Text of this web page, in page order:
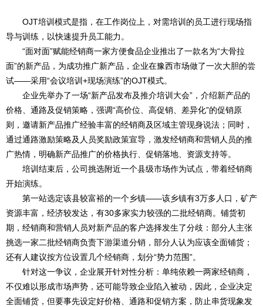
OJT培训模式是指，在工作岗位上，对需培训的员工进行现场指
导与训练，以快速提升员工能力。
“面对面”赋能经销商一家方便食品企业推出了一款名为“大骨拉
面”的新产品，为成功推广新产品，企业在豫西市场做了一次大胆的尝
试——采用“会议培训+现场演练”的OJT模式。
企业先举办了一场“新产品发布及推介培训大会”，介绍新产品的
价格、通路及促销策略，强调“高价位、高促销、差异化”的促销原
则，邀请新产品推广经验丰富的经销商及区域主管现身说法；同时，
通过通路激励策略及人员奖励政策宣导，激发经销商和营销人员的推
广热情，明确新产品推广的价格执行、促销落地、资源支持等。
培训结束后，公司挑选附近一个县级市场作为试点，带着经销商
开始演练。
第一站选定该县较富裕的一个乡镇——该乡镇有3万多人口，矿产
资源丰富，经济较发达，有30多家实力较强的二批经销商。铺货初
期，经销商和营销人员对新产品的客户选择发生了分歧：部分人主张
挑选一家二批经销商负责下游渠道分销，部分人认为应该全面铺货；
还有人建议按方位设置几个经销商，划分“势力范围”。
针对这一争议，企业展开针对性分析：单纯依赖一两家经销商，
不仅难以形成市场声势，还可能导致企业陷入被动，因此，企业决定
全面铺货，但要事先设定好价格、通路和促销方案，防止串货现象发